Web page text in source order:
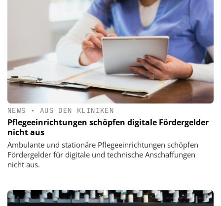
NEWS • AUS DEN KLINIKEN
Pflegeeinrichtungen schöpfen digitale Fördergelder
nicht aus
Ambulante und stationäre Pflegeeinrichtungen schöpfen
Fördergelder für digitale und technische Anschaffungen
nicht aus.